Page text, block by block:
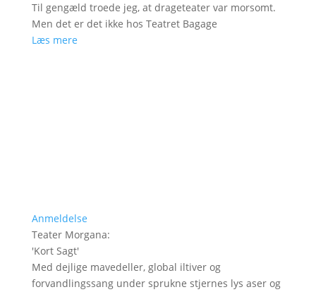
Til gengæld troede jeg, at drageteater var morsomt.
Men det er det ikke hos Teatret Bagage
Læs mere
Anmeldelse
Teater Morgana:
'Kort Sagt'
Med dejlige mavedeller, global iltiver og
forvandlingssang under sprukne stjernes lys aser og